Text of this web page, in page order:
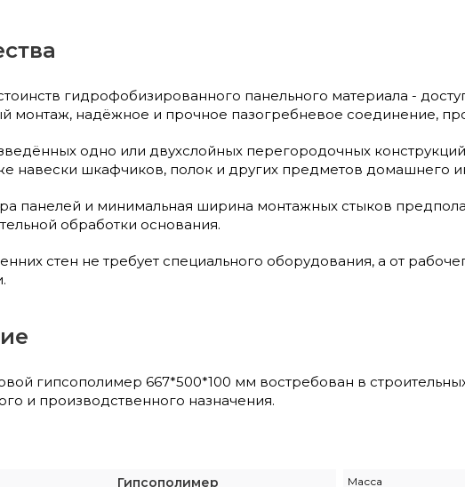
гидрофобизированного панельного материала -
монтаж, надёжное и прочное пазогребневое соединение,
одно или двухслойных перегородочных
навески шкафчиков, полок и других предметов домашнего
панелей и минимальная ширина монтажных стыков
обработки основания.
стен не требует специального оборудования, а от
гипсополимер 667*500*100 мм востребован в
и производственного назначения.
Гипсополимер Масса